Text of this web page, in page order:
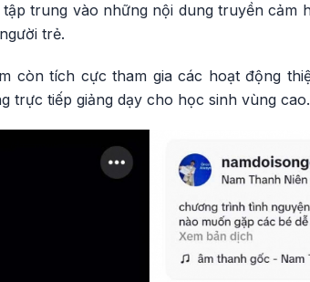
trung vào những nội dung truyền cảm
trẻ.
còn tích cực tham gia các hoạt động
trực tiếp giảng dạy cho học sinh vùng cao.